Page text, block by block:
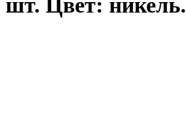
шт. Цвет: никель.